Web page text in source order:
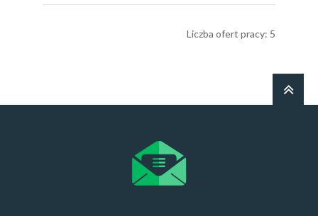
Liczba ofert pracy: 5